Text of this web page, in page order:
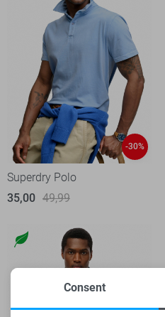
-30%
Superdry Polo
35,00 49,99
Consent